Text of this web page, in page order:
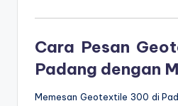
Cara Pesan
Padang dengan
Memesan Geotextile 300 di